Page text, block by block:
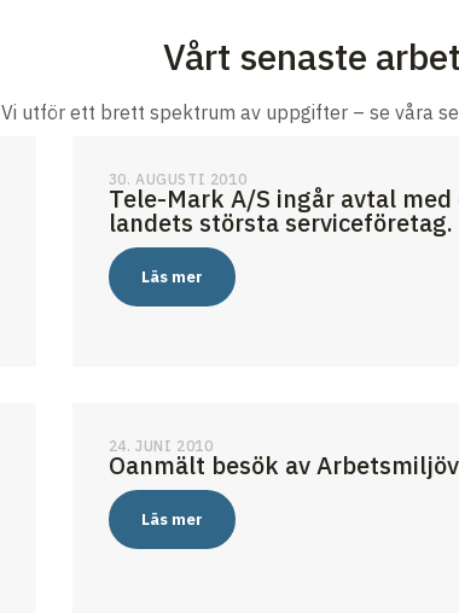
Vårt senaste
Vi utför ett brett spektrum av uppgifter – se våra
30. AUGUSTI 2010
Tele-Mark A/S ingår avtal
landets största serviceföretag.
Läs mer
24. JUNI 2010
Oanmält besök av
Läs mer